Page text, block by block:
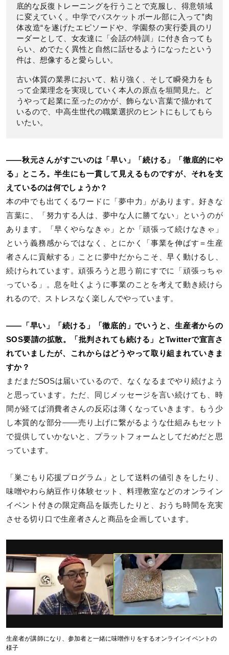
底的な反復トレーニングを行うことで克服し、得意領域
に変えていく。中学でバスケットボール部に入って‟肉
体改造“を遂げたエピソードや、学園祭の実行委員のリ
ーダーとして、女友達に「会話の特訓」に付き合っても
らい、めでたく異性と自然に話せるようになったという
件は、想像すると愛らしい。
古い体質の業界において、粘り強く、そして瞬発力をも
って企業理念を実現していく本人の原点を垣間見た。ど
うやって起業に至ったのかが、飾らない言葉で描かれて
いるので、中高生世代の職業選択のヒントにもしてもら
いたい。
――秋元さんがすごいのは「早い」「続ける」「徹底的にや
る」ところ。半生にも一貫して見えるものですが、それを支
えているのは何でしょうか？
本の中でも出てくるワードに「夢中力」があります。好きな
言葉に、「努力する人は、夢中な人に勝てない」というのが
あります。「早くやらなきゃ」とか「頑張って続けなきゃ」
という義務感からではなく、とにかく「事業を伸ばす＝生産
者さんに貢献する」ことに夢中だからこそ、早く動けるし、
続けられています。頑張ろうと思う前にすでに「頑張っちゃ
っている」。息を吐くように事業のことを考えて動き続けら
れるので、ストレスなく楽しんでやっています。
――「早い」「続ける」「徹底的」でいうと、生産者からの
SOS要請の拡散。「批判されても続ける」とTwitterで宣言さ
れていましたが、これからはどうやって取り組まれていきま
すか？
まだまだSOSは届いているので、なくなるまでやり続けよう
と思っています。ただ、同じメッセージを言い続けても、時
間が経てば消費者さんの反応は薄くなっていきます。もう少
し本質的な部分――売り上げに繋がるような仕組みもセット
で提供していかないと、プラットフォームとしてだめだと思
っています。
「巣ごもり応援プログラム」として送料の値引きをしたり、
味噌やわら納豆作り体験セット、料理教室などのオンライン
イベント付きの限定商品を販売したりと、おうち時間を充実
させる切り口で生産者さんと商品を企画しています。
生産者が講師になり、参加者と一緒に味噌作りをするオンラインイベントの
様子